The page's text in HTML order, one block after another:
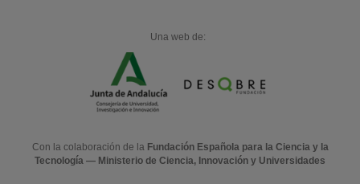
Una web de:
Con la colaboración de la Fundación Española para la Ciencia y la
Tecnología — Ministerio de Ciencia, Innovación y Universidades